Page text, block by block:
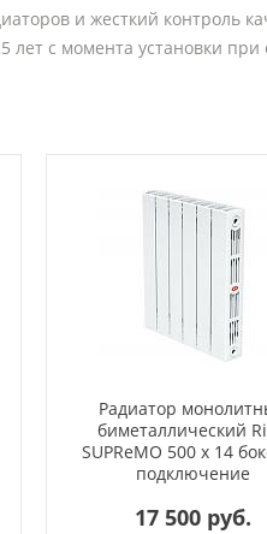
и жесткий
лет с момента установки
Радиатор
биметаллический
SUPReMO 500 x 14
подключение
17 500 руб.